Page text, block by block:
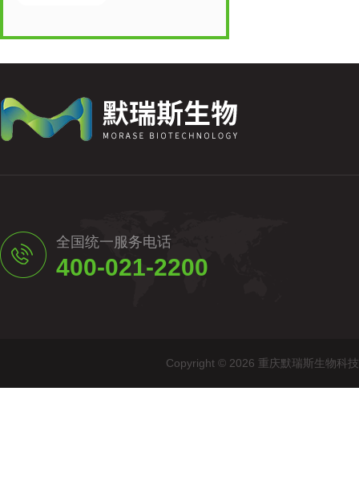
全国统一服务电话
400-021-2200
Copyright © 2026 重庆默瑞斯生物科